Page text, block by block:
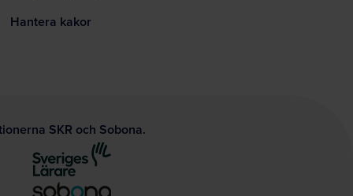
Hantera kakor
SKR och Sobona.